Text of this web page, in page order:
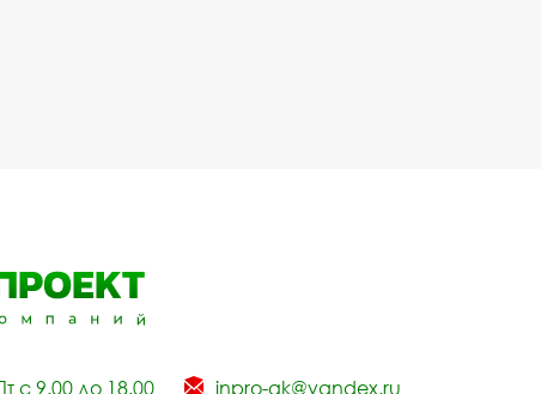
с 9.00 до 18.00 inpro-gk@yandex.ru